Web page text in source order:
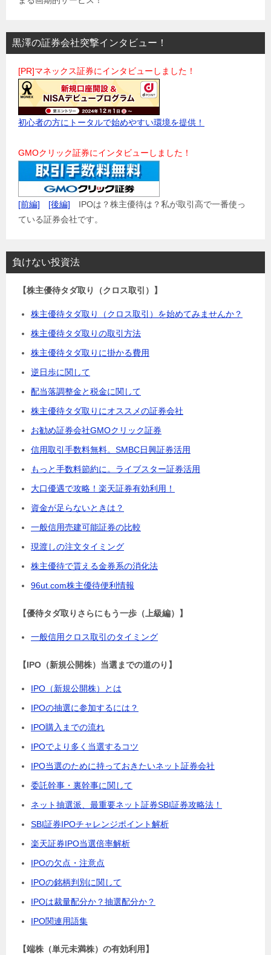
黒澤の証券会社突撃インタビュー！
[PR]マネックス証券にインタビューしました！
初心者の方にトータルで始めやすい環境を提供！
GMOクリック証券にインタビューしました！
[前編] [後編] IPOは？株主優待は？私が取引高で一番使っ
ている証券会社です。
負けない投資法
【株主優待タダ取り（クロス取引）】
株主優待タダ取り（クロス取引）を始めてみませんか？
株主優待タダ取りの取引方法
株主優待タダ取りに掛かる費用
逆日歩に関して
配当落調整金と税金に関して
株主優待タダ取りにオススメの証券会社
お勧め証券会社GMOクリック証券
信用取引手数料無料。SMBC日興証券活用
もっと手数料節約に。ライブスター証券活用
大口優遇で攻略！楽天証券有効利用！
資金が足らないときは？
一般信用売建可能証券の比較
現渡しの注文タイミング
株主優待で貰える金券系の消化法
96ut.com株主優待便利情報
【優待タダ取りさらにもう一歩（上級編）】
一般信用クロス取引のタイミング
【IPO（新規公開株）当選までの道のり】
IPO（新規公開株）とは
IPOの抽選に参加するには？
IPO購入までの流れ
IPOでより多く当選するコツ
IPO当選のために持っておきたいネット証券会社
委託幹事・裏幹事に関して
ネット抽選派、最重要ネット証券SBI証券攻略法！
SBI証券IPOチャレンジポイント解析
楽天証券IPO当選倍率解析
IPOの欠点・注意点
IPOの銘柄判別に関して
IPOは裁量配分か？抽選配分か？
IPO関連用語集
【端株（単元未満株）の有効利用】